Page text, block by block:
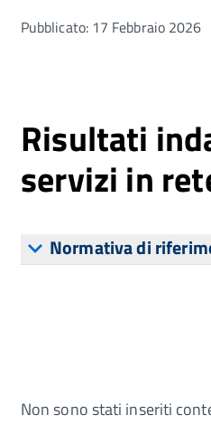
Pubblicato: 17 Febbraio 2026
Risultati
servizi in
Normativa di
Non sono stati inseriti